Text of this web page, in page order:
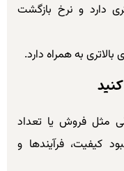
دارد و نرخ بازگشت
به همراه دارد.
مثل فروش یا تعداد
کیفیت، فرآیندها و